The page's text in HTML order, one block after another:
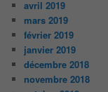
avril 2019
mars 2019
février 2019
janvier 2019
décembre 2018
novembre 2018